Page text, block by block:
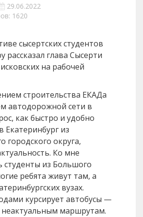
29.06.2022
1620
сысертских студентов
рассказал глава Сысерти
на рабочей
строительства ЕКАДа
автодорожной сети в
как быстро и удобно
Екатеринбург из
городского округа,
Ко мне
студенты из Большого
ребята живут там, а
вузах.
курсирует автобусы —
маршрутам.